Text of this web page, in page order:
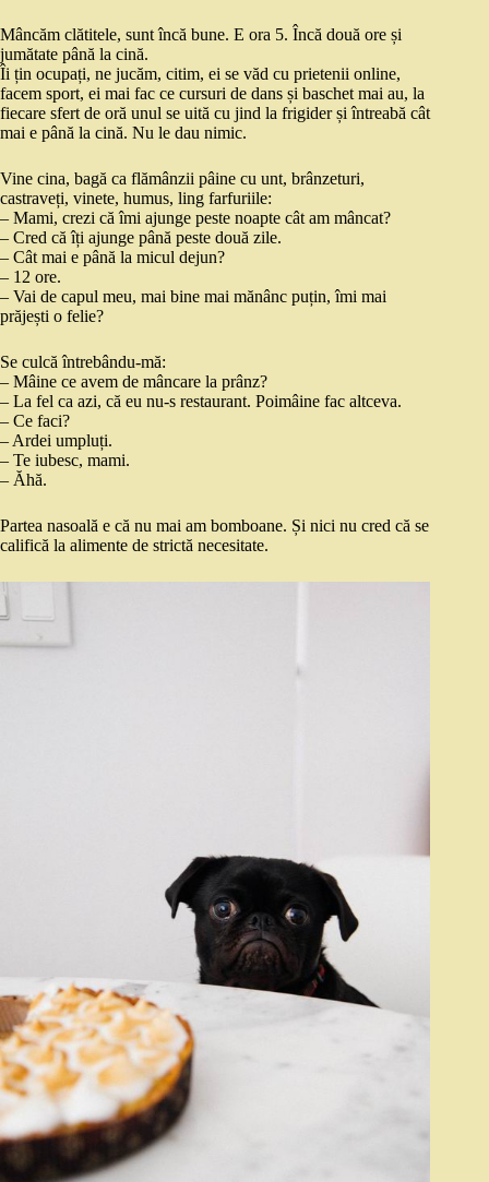
Mâncăm clătitele, sunt încă bune. E ora 5. Încă două ore și
jumătate până la cină.
Îi țin ocupați, ne jucăm, citim, ei se văd cu prietenii online,
facem sport, ei mai fac ce cursuri de dans și baschet mai au, la
fiecare sfert de oră unul se uită cu jind la frigider și întreabă cât
mai e până la cină. Nu le dau nimic.
Vine cina, bagă ca flămânzii pâine cu unt, brânzeturi,
castraveți, vinete, humus, ling farfuriile:
– Mami, crezi că îmi ajunge peste noapte cât am mâncat?
– Cred că îți ajunge până peste două zile.
– Cât mai e până la micul dejun?
– 12 ore.
– Vai de capul meu, mai bine mai mănânc puțin, îmi mai
prăjești o felie?
Se culcă întrebându-mă:
– Mâine ce avem de mâncare la prânz?
– La fel ca azi, că eu nu-s restaurant. Poimâine fac altceva.
– Ce faci?
– Ardei umpluți.
– Te iubesc, mami.
– Ăhă.
Partea nasoală e că nu mai am bomboane. Și nici nu cred că se
califică la alimente de strictă necesitate.